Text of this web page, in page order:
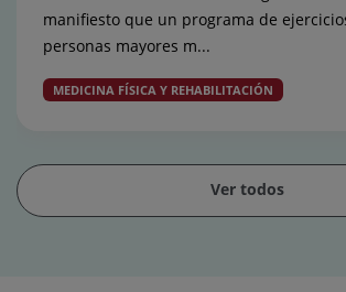
manifiesto que un programa de
personas mayores m...
MEDICINA FÍSICA Y REHABILITACIÓN
Ver todos